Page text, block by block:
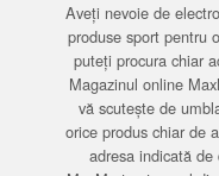
Aveți nevoie de
produse sport pentru
puteți procura chiar
Magazinul online
vă scutește de
orice produs chiar de
adresa indicată